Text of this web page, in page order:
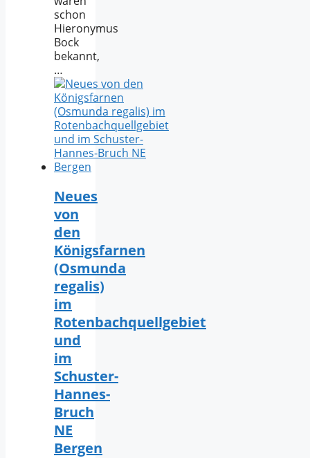
schon
Hieronymus
Bock
bekannt,
…
Neues
von
den
Königsfarnen
(Osmunda
regalis)
im
Rotenbachquellgebiet
und
im
Schuster-
Hannes-
Bruch
NE
Bergen